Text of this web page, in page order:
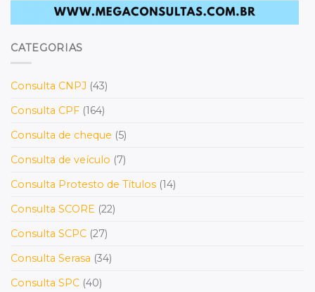
CATEGORIAS
Consulta CNPJ (43)
Consulta CPF (164)
Consulta de cheque (5)
Consulta de veículo (7)
Consulta Protesto de Títulos (14)
Consulta SCORE (22)
Consulta SCPC (27)
Consulta Serasa (34)
Consulta SPC (40)